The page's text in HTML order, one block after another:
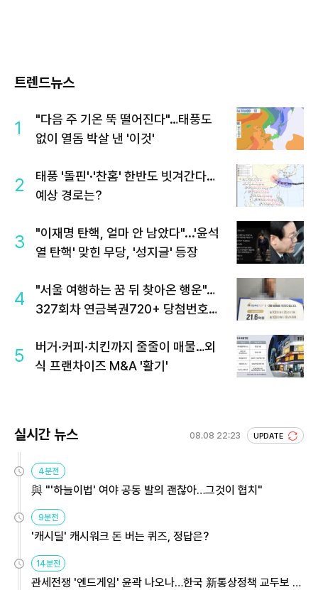
트렌드뉴스
1
"다음 주 기온 뚝 떨어진다"…태풍도
없이 열돔 박살 낸 '이것'
2
태풍 '돌핀'·'찬홈' 한반도 빗겨간다…
예상 경로는?
3
"이재명 탄핵, 얼마 안 남았다"...'윤석
열 탄핵' 맞힌 무당, '성지글' 등장
4
"서울 여행하는 꿈 뒤 찾아온 행운"…
327회차 연금복권720+ 당첨번호조
5
버거·커피·치킨까지 줄줄이 매물…외
식 프랜차이즈 M&A '활기'
실시간 뉴스 08.08 22:23 UPDATE
4분전
與 "'하늘이법' 여야 공동 발의 괜찮아…그것이 협치"
9분전
'캐시딜' 캐시워크 돈 버는 퀴즈, 정답은?
14분전
관세전쟁 '엔드게임' 윤곽 나오나…한국 新통상정책 교두보 활